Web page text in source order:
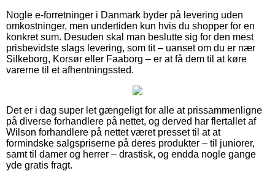
Nogle e-forretninger i Danmark byder på levering uden
omkostninger, men undertiden kun hvis du shopper for en
konkret sum. Desuden skal man beslutte sig for den mest
prisbevidste slags levering, som tit – uanset om du er nær
Silkeborg, Korsør eller Faaborg – er at få dem til at køre
varerne til et afhentningssted.
Det er i dag super let gængeligt for alle at prissammenligne
på diverse forhandlere på nettet, og derved har flertallet af
Wilson forhandlere på nettet været presset til at at
formindske salgspriserne på deres produkter – til juniorer,
samt til damer og herrer – drastisk, og endda nogle gange
yde gratis fragt.